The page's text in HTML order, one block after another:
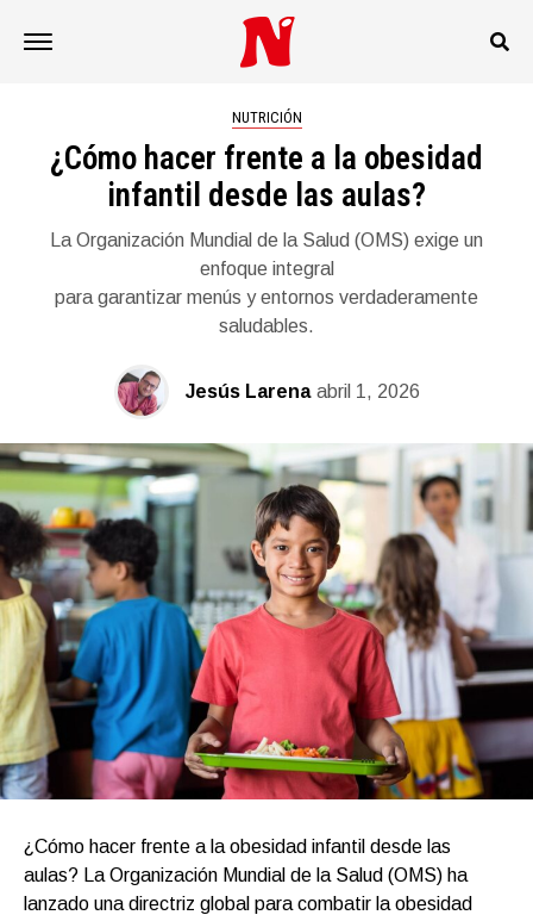
NUTRICIÓN
¿Cómo hacer frente a la obesidad
infantil desde las aulas?
La Organización Mundial de la Salud (OMS) exige un
enfoque integral
para garantizar menús y entornos verdaderamente
saludables.
Jesús Larena abril 1, 2026
¿Cómo hacer frente a la obesidad infantil desde las
aulas? La Organización Mundial de la Salud (OMS) ha
lanzado una directriz global para combatir la obesidad